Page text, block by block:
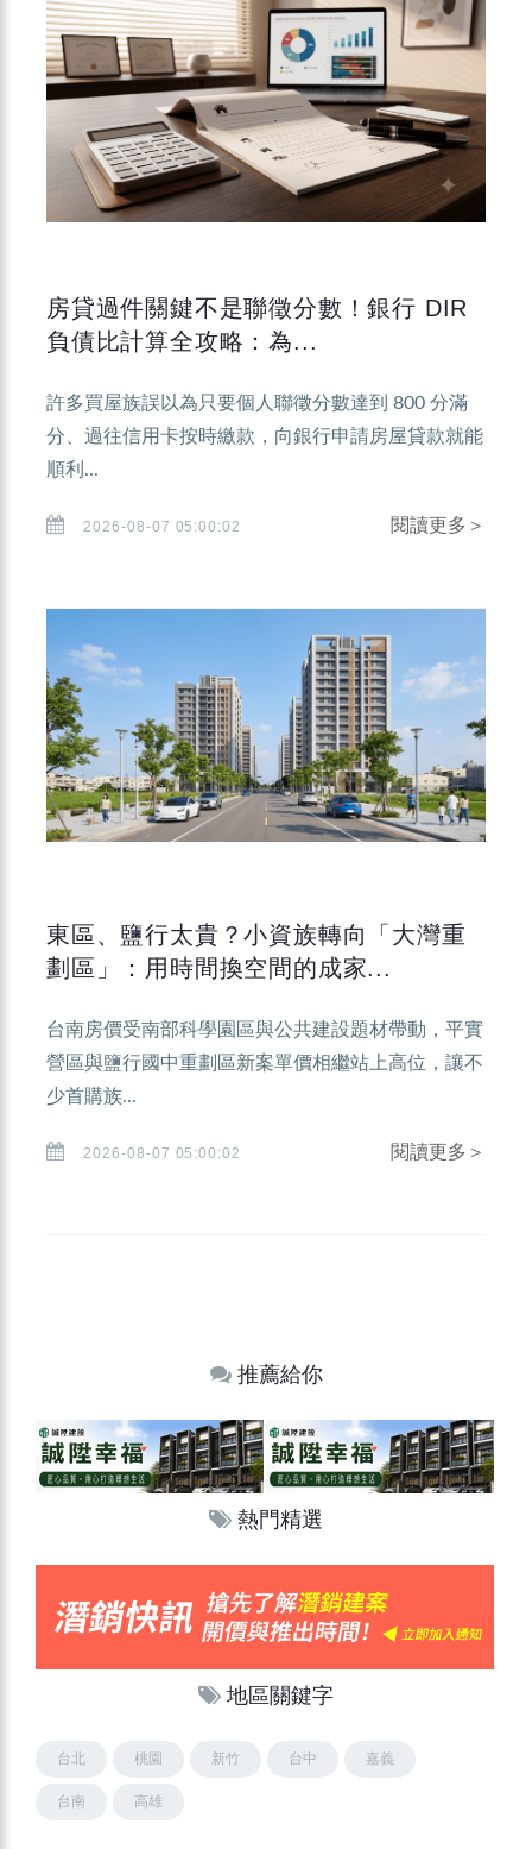
房貸過件關鍵不是聯徵分數！銀行 DIR
負債比計算全攻略：為...
許多買屋族誤以為只要個人聯徵分數達到 800 分滿
分、過往信用卡按時繳款，向銀行申請房屋貸款就能
順利...
2026-08-07 05:00:02 閱讀更多＞
東區、鹽行太貴？小資族轉向「大灣重
劃區」：用時間換空間的成家...
台南房價受南部科學園區與公共建設題材帶動，平實
營區與鹽行國中重劃區新案單價相繼站上高位，讓不
少首購族...
2026-08-07 05:00:02 閱讀更多＞
推薦給你
熱門精選
地區關鍵字
台北 桃園 新竹 台中 嘉義
台南 高雄